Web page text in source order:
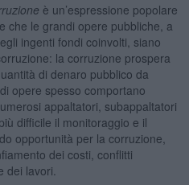
è un’espressione popolare
che le grandi opere pubbliche, a
ingenti fondi coinvolti, siano
la corruzione prospera
di denaro pubblico da
opere spesso comportano
appaltatori, subappaltatori
difficile il monitoraggio e il
opportunità per la corruzione,
dei costi, conflitti
dei lavori.